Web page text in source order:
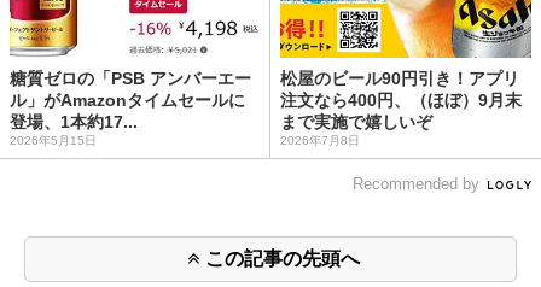
糖質ゼロの「PSB アンバーエー
ル」がAmazonタイムセールに
登場、1本約17...
2026年5月15日
松屋のビール90円引き！アプリ
注文なら400円、（ほぼ）9月末
まで実施で嬉しいぞ
2026年7月8日
Recommended by
この記事の先頭へ